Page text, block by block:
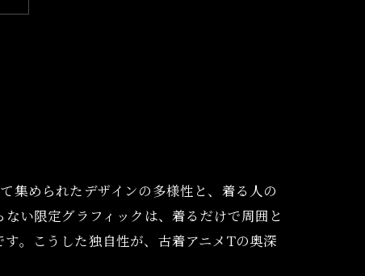
集められたデザインの多様性と、着る人の
い限定グラフィックは、着るだけで周囲と
。こうした独自性が、古着アニメTの奥深